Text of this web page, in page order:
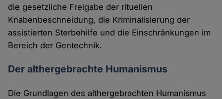
die gesetzliche Freigabe der rituellen
Knabenbeschneidung, die Kriminalisierung der
assistierten Sterbehilfe und die Einschränkungen im
Bereich der Gentechnik.
Der althergebrachte Humanismus
Die Grundlagen des althergebrachten Humanismus